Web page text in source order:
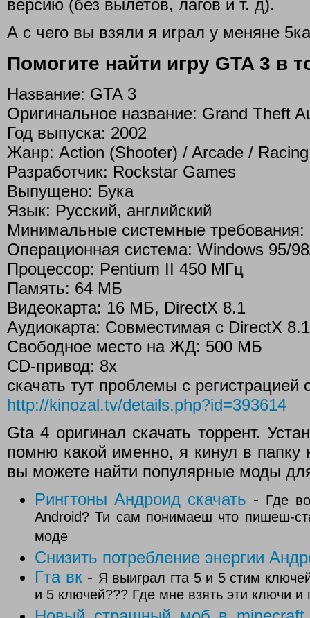
версию (без вылетов, лагов и т. д).
А с чего вы взяли я играл у меняне
Помогите найти игру GTA 3 в
Название: GTA 3
Оригинальное название: Grand Theft
Год выпуска: 2002
Жанр: Action (Shooter) / Arcade /
Разработчик: Rockstar Games
Выпущено: Бука
Язык: Русский, английский
Минимальные системные требования:
Операционная система: Windows 95/
Процессор: Pentium II 450 MГц
Память: 64 МБ
Видеокарта: 16 МБ, DirectX 8.1
Аудиокарта: Совместимая с DirectX 8.1
Свободное место на ЖД: 500 МБ
CD-привод: 8х
скачать тут проблемы с регистрацией
http://kinozal.tv/details.php?id=393614
Gta 4 оригинал скачать торрент.
помню какой именно, я кинул в папку
вы можете найти популярные моды
Рингтоны Андроид скачать - Где
Android? Ти сам понимаеш что пишеш-
моде
Снизить потребление энергии
Гта вк- Я выиграл гта 5 и 5 стим
и 5 ключей??? Где мне взять эти ключи и